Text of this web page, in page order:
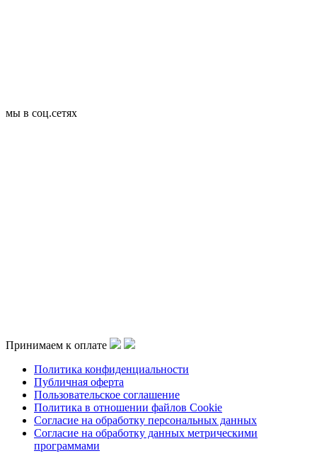
мы в соц.сетях
Принимаем к оплате
Политика конфиденциальности
Публичная оферта
Пользовательское соглашение
Политика в отношении файлов Cookie
Согласие на обработку персональных данных
Согласие на обработку данных метрическими
программами